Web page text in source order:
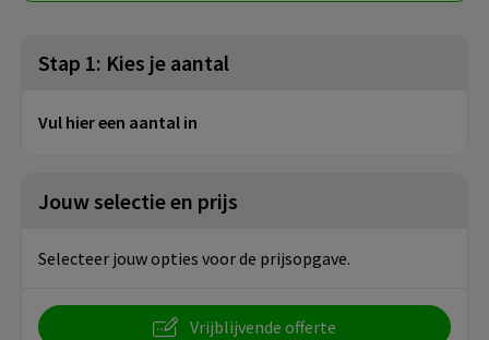
Stap 1: Kies je aantal
Vul hier een aantal in
Jouw selectie en prijs
Selecteer jouw opties voor de prijsopgave.
Vrijblijvende offerte